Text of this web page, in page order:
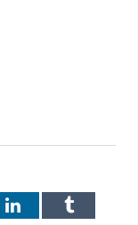
LinkedInTumblr